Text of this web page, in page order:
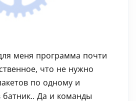
меня программа почти
что не нужно
по одному и
батник.. Да и команды